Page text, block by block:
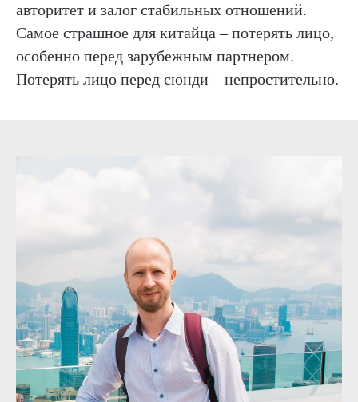
авторитет и залог стабильных отношений.
Самое страшное для китайца – потерять лицо,
особенно перед зарубежным партнером.
Потерять лицо перед сюнди – непростительно.